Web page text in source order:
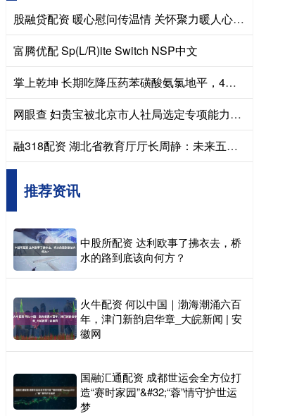
股融贷配资 暖心慰问传温情 关怀聚力暖人心——市、县总工会先后走访慰问困难职工和劳模
富腾优配 Sp(L/R)ite Switch NSP中文
掌上乾坤 长期吃降压药苯磺酸氨氯地平，4个危害要重视！ 苯磺酸氨氯地平是国内使
网眼查 妇贵宝被北京市人社局选定专项能力考试指定考点
融318配资 湖北省教育厅厅长周静：未来五年高中学位供给超90%
推荐资讯
中股所配资 达利欧事了拂衣去，桥
水的路到底该向何方？
火牛配资 何以中国｜渤海潮涌六百
年，津门新韵启华章_大皖新闻 | 安
徽网
国融汇通配资 成都世运会全方位打
造“赛时家园”&#32;“蓉”情守护世运
梦